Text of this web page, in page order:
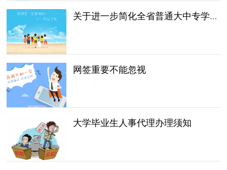
关于进一步简化全省普通大中专学校毕业生就业手续有关事项的通知
网签重要不能忽视
大学毕业生人事代理办理须知